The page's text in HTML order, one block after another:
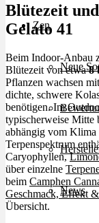
Zen
Neue
News
Blütezeit
Gelato 41
Beim Indoor-Anbau
Blütezeit von etwa8
Pflanzen wachsen
dichte, schwere
benötigen. Im
typischerweise Mitte
abhängig vom Klima
Terpenspektrum
Caryophyllen,
über einzelne
beim Camphen
Geschmack, Effekt
Übersicht.